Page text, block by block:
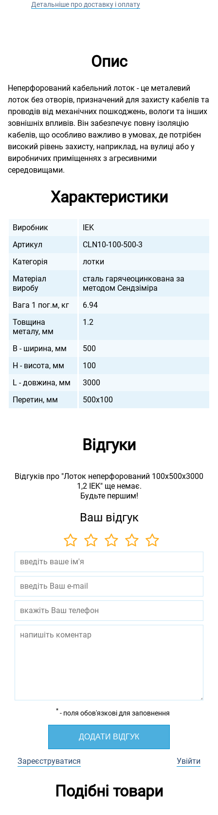
Детальніше про доставку і оплату
Опис
Неперфорований кабельний лоток - це металевий
лоток без отворів, призначений для захисту кабелів та
проводів від механічних пошкоджень, вологи та інших
зовнішніх впливів. Він забезпечує повну ізоляцію
кабелів, що особливо важливо в умовах, де потрібен
високий рівень захисту, наприклад, на вулиці або у
виробничих приміщеннях з агресивними
середовищами.
Характеристики
Виробник
IEK
Артикул
CLN10-100-500-3
Категорія
лотки
Матеріал
виробу
сталь гарячеоцинкована за
методом Сендзіміра
Вага 1 пог.м, кг
6.94
Товщина
металу, мм
1.2
B - ширина, мм
500
H - висота, мм
100
L - довжина, мм
3000
Перетин, мм
500х100
Відгуки
Відгуків про "Лоток неперфорований 100x500x3000
1,2 IEK" ще немає.
Будьте першим!
Ваш відгук
* - поля обов'язкові для заповнення
ДОДАТИ ВІДГУК
Зареєструватися Увійти
Подібні товари